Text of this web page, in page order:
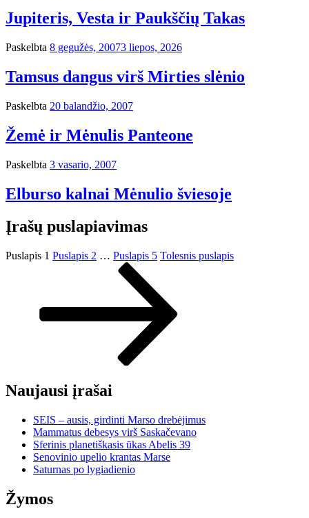
Jupiteris, Vesta ir Paukščių Takas
Paskelbta 8 gegužės, 20073 liepos, 2026
Tamsus dangus virš Mirties slėnio
Paskelbta 20 balandžio, 2007
Žemė ir Mėnulis Panteone
Paskelbta 3 vasario, 2007
Elburso kalnai Mėnulio šviesoje
Įrašų puslapiavimas
Puslapis 1 Puslapis 2 … Puslapis 5 Tolesnis puslapis
Naujausi įrašai
SEIS – ausis, girdinti Marso drebėjimus
Mammatus debesys virš Saskačevano
Sferinis planetiškasis ūkas Abelis 39
Senovinio upelio krantas Marse
Saturnas po lygiadienio
Žymos